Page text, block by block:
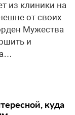
из клиники на
от своих
Мужества
и
куда